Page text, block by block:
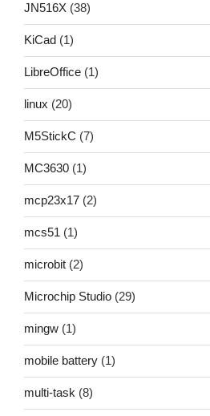
JN516X (38)
KiCad (1)
LibreOffice (1)
linux (20)
M5StickC (7)
MC3630 (1)
mcp23x17 (2)
mcs51 (1)
microbit (2)
Microchip Studio (29)
mingw (1)
mobile battery (1)
multi-task (8)